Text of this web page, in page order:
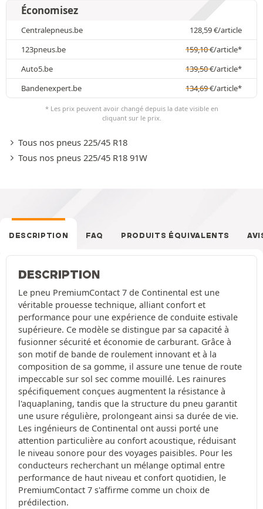
Économisez
Centralepneus.be 128,59€/article
123pneus.be
159,10€/article*
Auto5.be
139,50€/article*
Bandenexpert.be
134,69€/article*
* Les prix peuvent avoir changé depuis la date visible en
cliquant sur le prix.
Tous nos pneus 225/45 R18
Tous nos pneus 225/45 R18 91W
DESCRIPTION FAQ PRODUITS ÉQUIVALENTS
DESCRIPTION
Le pneu PremiumContact 7 de Continental est une
véritable prouesse technique, alliant confort et
performance pour une expérience de conduite estivale
supérieure. Ce modèle se distingue par sa capacité à
fusionner sécurité et économie de carburant. Grâce à
son motif de bande de roulement innovant et à la
composition de sa gomme, il assure une tenue de route
impeccable sur sol sec comme mouillé. Les rainures
spécifiquement conçues augmentent la résistance à
l'aquaplaning, tandis que la structure du pneu garantit
une usure régulière, prolongeant ainsi sa durée de vie.
Les ingénieurs de Continental ont aussi porté une
attention particulière au confort acoustique, réduisant
le niveau sonore pour des voyages paisibles. Pour les
conducteurs recherchant un mélange optimal entre
performance de haut niveau et confort quotidien, le
PremiumContact 7 s'affirme comme un choix de
prédilection.